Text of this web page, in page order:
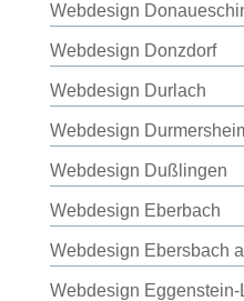
Webdesign
Webdesign Donzdorf
Webdesign Durlach
Webdesign
Webdesign Dußlingen
Webdesign Eberbach
Webdesign Ebersbach
Webdesign